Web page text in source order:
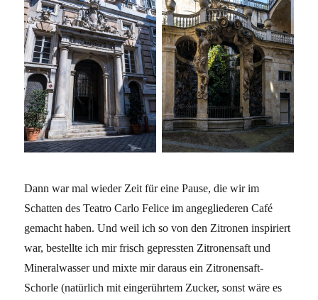
Dann war mal wieder Zeit für eine Pause, die wir im
Schatten des Teatro Carlo Felice im angegliederen Café
gemacht haben. Und weil ich so von den Zitronen inspiriert
war, bestellte ich mir frisch gepressten Zitronensaft und
Mineralwasser und mixte mir daraus ein Zitronensaft-
Schorle (natürlich mit eingerührtem Zucker, sonst wäre es